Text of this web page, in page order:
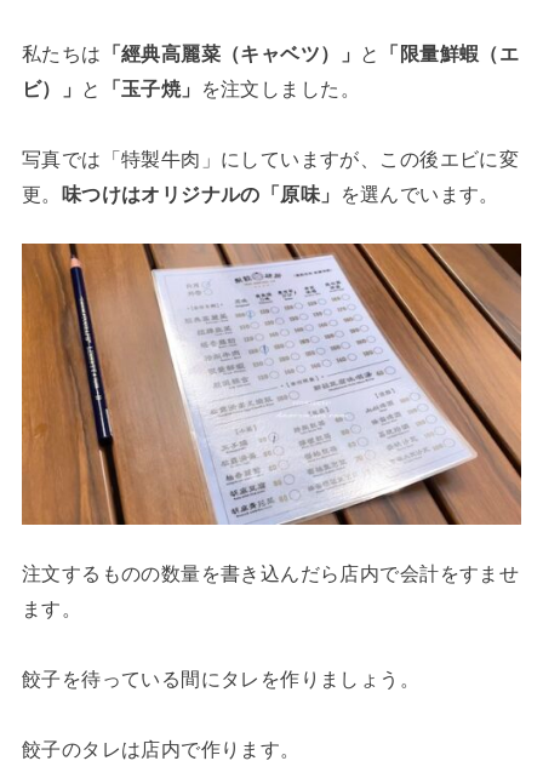
私たちは 「經典高麗菜（キャベツ）」 と
「限量鮮蝦（エ
ビ）」
と 「玉子焼」 を注文しました。
写真では「特製牛肉」にしていますが、この後エビに変
更。 味つけはオリジナルの「原味」 を選んでいます。
注文するものの数量を書き込んだら店内で会計をすませ
ます。
餃子を待っている間にタレを作りましょう。
餃子のタレは店内で作ります。